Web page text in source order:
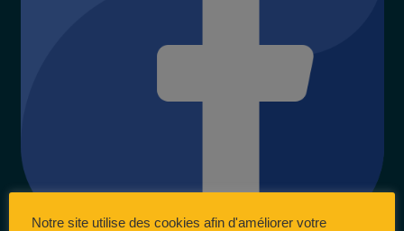
Notre site utilise des cookies afin d'améliorer votre